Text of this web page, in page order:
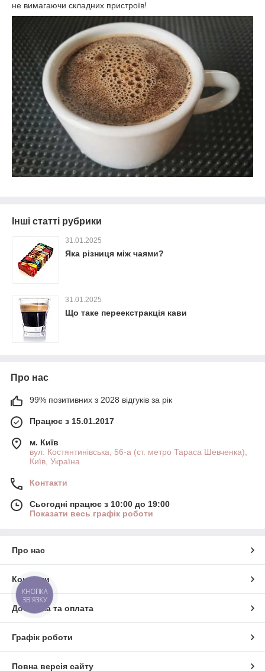
не вимагаючи складних пристроїв!
Інші статті рубрики
31.01.2025
Яка різниця між чаями?
31.01.2025
Що таке переекстракція кави
Про нас
99% позитивних з 2028 відгуків за рік
Працює з 15.01.2017
м. Київ
вул. Костянтинівська, 56-а (ст. метро Тараса Шевченка),
Київ, Україна
Контакти
Сьогодні працює з 10:00 до 19:00
Показати весь графік роботи
Про нас
Контакти
Доставка та оплата
Графік роботи
Повна версія сайту
КНОПКА
ЗВ'ЯЗКУ